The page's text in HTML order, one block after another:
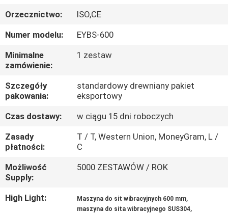
O
NAS
WYCIECZKA
PO
FABRYCE
KONTROLA
JAKOŚCI
SKONTAKTUJ
SIĘ
Orzecznictwo:
ISO,CE
Numer modelu:
EYBS-600
Minimalne
zamówienie:
1 zestaw
Szczegóły
pakowania:
standardowy drewniany pakiet
eksportowy
Czas dostawy:
w ciągu 15 dni roboczych
Zasady
płatności:
T / T, Western Union, MoneyGram, L /
C
Możliwość
Supply:
5000 ZESTAWÓW / ROK
High Light: Maszyna do sit wibracyjnych 600 mm,
maszyna do sita wibracyjnego SUS304,